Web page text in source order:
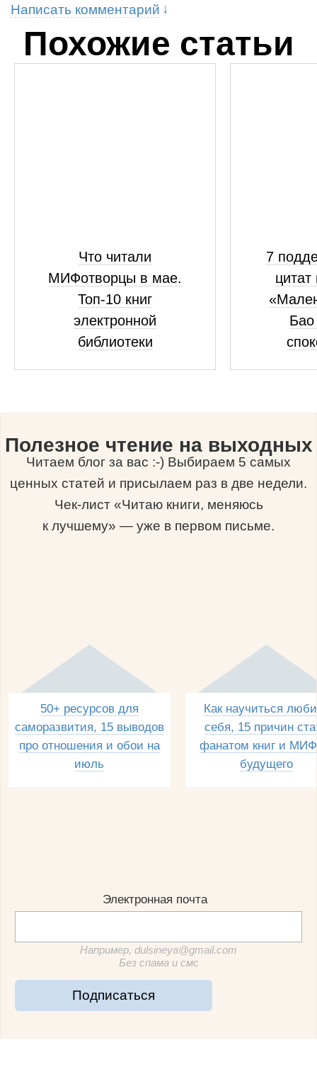
Написать комментарий
Похожие статьи
Что читали
МИФотворцы в мае.
Топ-10 книг
электронной
библиотеки
7
цитат
Бао
Полезное чтение на выходных
Читаем блог за вас :-) Выбираем 5 самых
ценных статей и присылаем раз в две недели.
Чек-лист «Читаю книги, меняюсь
к лучшему» — уже в первом письме.
50+ ресурсов для
саморазвития, 15 выводов
про отношения и обои на
июль
Как научиться
себя, 15 причин
фанатом книг и
будущего
Электронная почта
Например, dulsineya@gmail.com
Без спама и смс
Подписаться